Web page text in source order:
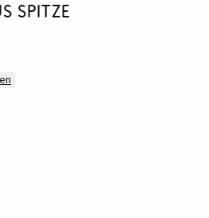
Spitze